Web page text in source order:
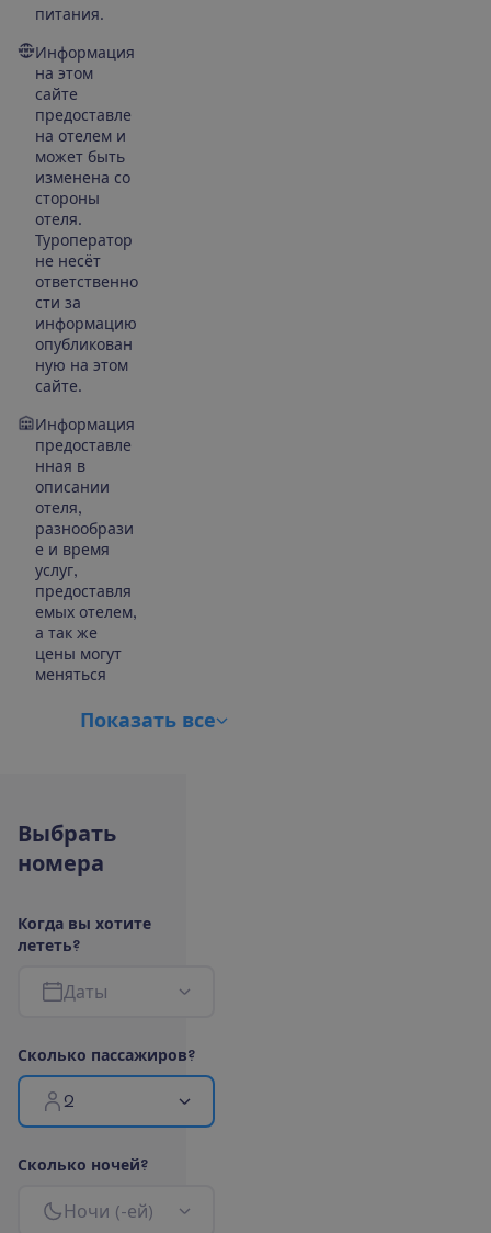
питания.
Информация
на этом
сайте
предоставле
на отелем и
может быть
изменена со
стороны
отеля.
Туроператор
не несёт
ответственно
сти за
информацию
опубликован
ную на этом
сайте.
Информация
предоставле
нная в
описании
отеля,
разнообрази
е и время
услуг,
предоставля
емых отелем,
а так же
цены могут
меняться
Показать все
Выбрать
номера
Когда вы хотите
лететь?
Даты
Сколько пассажиров?
2
Сколько ночей?
Ночи (-ей)